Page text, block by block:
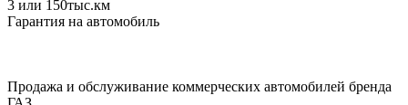
3 или 150тыс.км
Гарантия на автомобиль
Продажа и обслуживание коммерческих автомобилей бренда